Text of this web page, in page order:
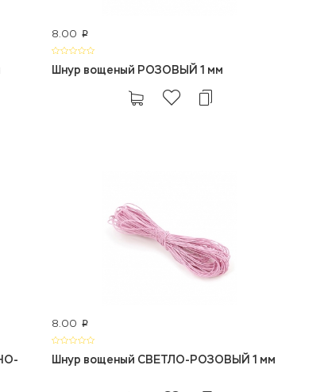
8.00 p
Шнур вощеный РОЗОВЫЙ 1 мм
8.00 p
Шнур вощеный СВЕТЛО-РОЗОВЫЙ 1 мм